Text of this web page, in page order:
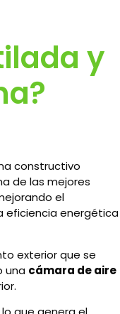
y
constructivo
de las mejores
el
eficiencia energética
exterior que se
una cámara de aire